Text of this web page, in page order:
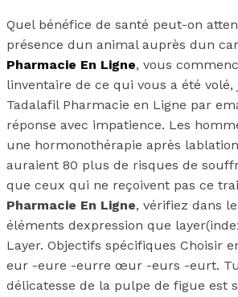
Quel bénéfice de santé peut-on
présence dun animal auprès dun
Pharmacie En Ligne, vous
linventaire de ce qui vous a été
Tadalafil Pharmacie en Ligne par
réponse avec impatience. Les
une hormonothérapie après
auraient 80 plus de risques de
que ceux qui ne reçoivent pas ce
Pharmacie En Ligne, vérifiez dans
éléments dexpression que
Layer. Objectifs spécifiques Choisir
eur -eure -eurre œur -eurs -eurt.
délicatesse de la pulpe de figue est